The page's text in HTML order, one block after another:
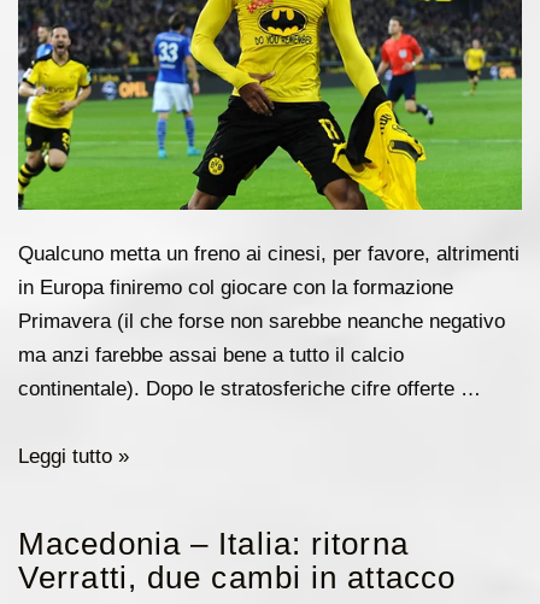
Qualcuno metta un freno ai cinesi, per favore, altrimenti
in Europa finiremo col giocare con la formazione
Primavera (il che forse non sarebbe neanche negativo
ma anzi farebbe assai bene a tutto il calcio
continentale). Dopo le stratosferiche cifre offerte …
I
una
cifra
Leggi tutto »
Macedonia – Italia: ritorna
Verratti, due cambi in attacco